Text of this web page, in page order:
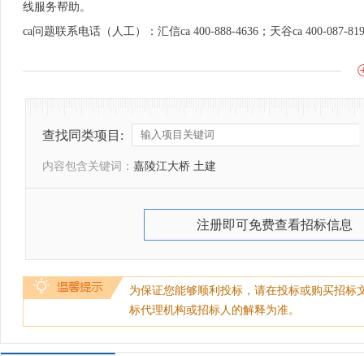
线服务帮助。
ca问题联系电话（人工）：汇信ca 400-888-4636；天谷ca 400-087-
查找同类项目:
内容包含关键词： 嘉陵江大桥 土建
注册即可免费查看招标信息
为保证您能够顺利投标，请在投标或购买招
标代理机构或招标人的解释为准。